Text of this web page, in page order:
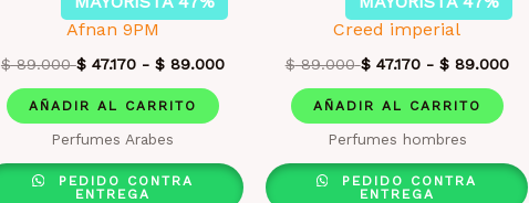
Afnan 9PM
$89.000 $47.170- $89.000
AÑADIR AL CARRITO
Perfumes Arabes
PEDIDO CONTRA
ENTREGA
Creed imperial
$89.000 $47.170- $89.000
AÑADIR AL CARRITO
Perfumes hombres
PEDIDO CONTRA
ENTREGA